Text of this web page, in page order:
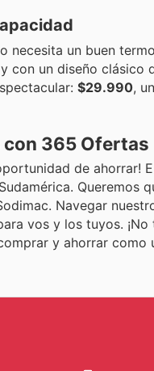
necesita un buen
con un diseño
$29.990,
365 Ofertas
de
Navegar
vos y los tuyos.
y ahorrar como